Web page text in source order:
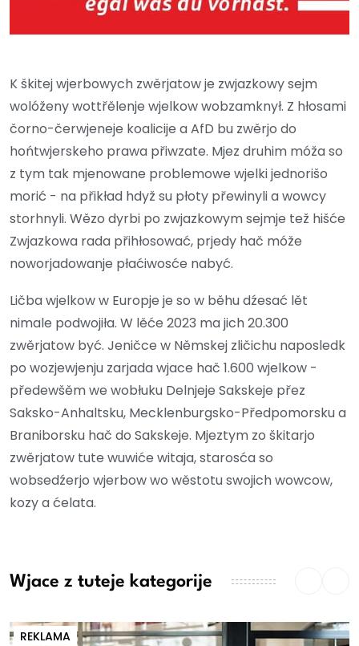
K škitej wjerbowych zwěrjatow je zwjazkowy sejm
wolóženy wottřělenje wjelkow wobzamknył. Z hłosami
čorno-čerwjeneje koalicije a AfD bu zwěrjo do
hońtwjerskeho prawa přiwzate. Mjez druhim móža so
z tym tak mjenowane problemowe wjelki jednorišo
morić - na přikład hdyž su płoty přewinyli a wowcy
storhnyli. Wězo dyrbi po zwjazkowym sejmje tež hišće
Zwjazkowa rada přihłosować, prjedy hač móže
noworjadowanje płaćiwosće nabyć.
Ličba wjelkow w Europje je so w běhu dźesać lět
nimale podwojiła. W lěće 2023 ma jich 20.300
zwěrjatow być. Jeničce w Němskej zličichu naposledk
po wozjewjenju zarjada wjace hač 1.600 wjelkow -
předewšěm we wobłuku Delnjeje Sakskeje přez
Saksko-Anhaltsku, Mecklenburgsko-Předpomorsku a
Braniborsku hač do Sakskeje. Mjeztym zo škitarjo
zwěrjatow tute wuwiće witaja, starosća so
wobsedźerjo wjerbow wo wěstotu swojich wowcow,
kozy a ćelata.
Wjace z tuteje kategorije
REKLAMA